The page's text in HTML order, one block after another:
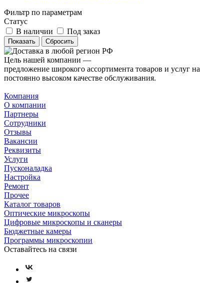
Фильтр по параметрам
Статус
В наличии
Под заказ
Сбросить
Цель нашей компании —
предложение широкого ассортимента товаров и услуг на
постоянно высоком качестве обслуживания.
Компания
О компании
Партнеры
Сотрудники
Отзывы
Вакансии
Реквизиты
Услуги
Пусконаладка
Настройка
Ремонт
Прочее
Каталог товаров
Оптические микроскопы
Цифровые микроскопы и сканеры
Бюджетные камеры
Программы микроскопии
Оставайтесь на связи